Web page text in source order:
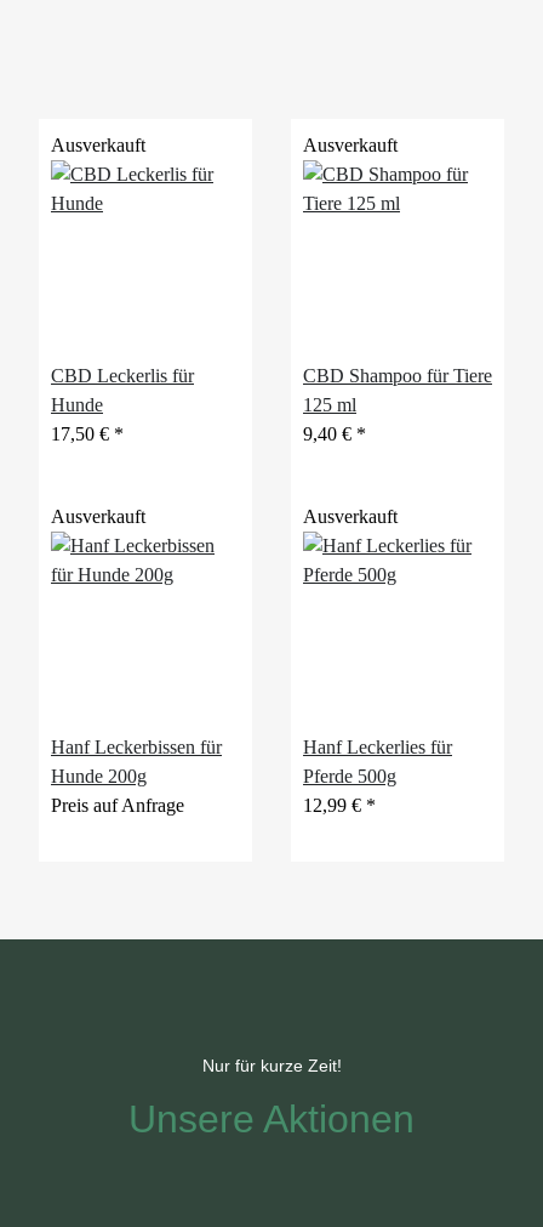
Ausverkauft
CBD Leckerlis für
Hunde
17,50 € *
Ausverkauft
CBD Shampoo für Tiere
125 ml
9,40 € *
Ausverkauft
Hanf Leckerbissen für
Hunde 200g
Preis auf Anfrage
Ausverkauft
Hanf Leckerlies für
Pferde 500g
12,99 € *
Nur für kurze Zeit!
Unsere Aktionen